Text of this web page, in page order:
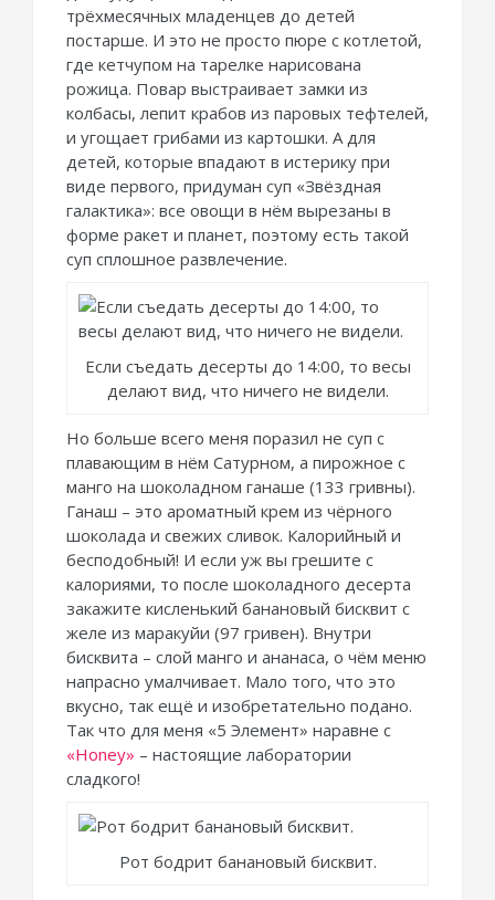
трёхмесячных младенцев до детей
постарше. И это не просто пюре с котлетой,
где кетчупом на тарелке нарисована
рожица. Повар выстраивает замки из
колбасы, лепит крабов из паровых тефтелей,
и угощает грибами из картошки. А для
детей, которые впадают в истерику при
виде первого, придуман суп «Звёздная
галактика»: все овощи в нём вырезаны в
форме ракет и планет, поэтому есть такой
суп сплошное развлечение.
Если съедать десерты до 14:00, то весы
делают вид, что ничего не видели.
Но больше всего меня поразил не суп с
плавающим в нём Сатурном, а пирожное с
манго на шоколадном ганаше (133 гривны).
Ганаш – это ароматный крем из чёрного
шоколада и свежих сливок. Калорийный и
бесподобный! И если уж вы грешите с
калориями, то после шоколадного десерта
закажите кисленький банановый бисквит с
желе из маракуйи (97 гривен). Внутри
бисквита – слой манго и ананаса, о чём меню
напрасно умалчивает. Мало того, что это
вкусно, так ещё и изобретательно подано.
Так что для меня «5 Элемент» наравне с
«Honey» – настоящие лаборатории
сладкого!
Рот бодрит банановый бисквит.